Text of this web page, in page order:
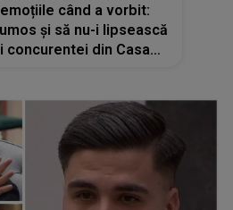
când a vorbit:
și să nu-i lipsească
concurentei din Casa